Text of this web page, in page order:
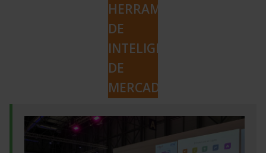
HERRAMIENTA
DE
INTELIGENCIA
DE
MERCADO